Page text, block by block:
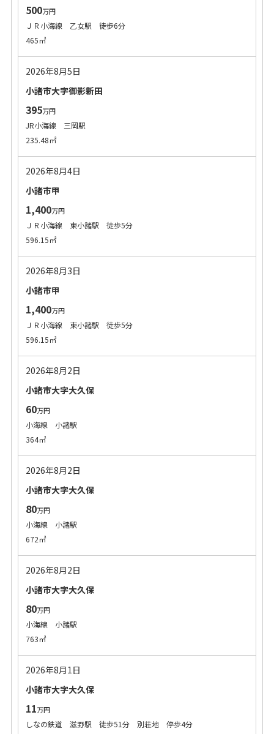
500万円
ＪＲ小海線 乙女駅 徒歩6分
465㎡
2026年8月5日
小諸市大字御影新田
395万円
JR小海線 三岡駅
235.48㎡
2026年8月4日
小諸市甲
1,400万円
ＪＲ小海線 東小諸駅 徒歩5分
596.15㎡
2026年8月3日
小諸市甲
1,400万円
ＪＲ小海線 東小諸駅 徒歩5分
596.15㎡
2026年8月2日
小諸市大字大久保
60万円
小海線 小諸駅
364㎡
2026年8月2日
小諸市大字大久保
80万円
小海線 小諸駅
672㎡
2026年8月2日
小諸市大字大久保
80万円
小海線 小諸駅
763㎡
2026年8月1日
小諸市大字大久保
11万円
しなの鉄道 滋野駅 徒歩51分 別荘地 停歩4分